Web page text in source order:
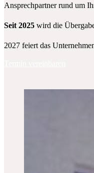
Ansprechpartner rund um
Seit 2025 wird die
2027 feiert das